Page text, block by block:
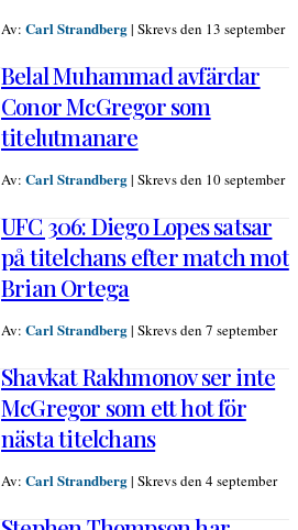
Av: Carl Strandberg| Skrevs den 13 september
Belal Muhammad avfärdar
Conor McGregor som
titelutmanare
Av: Carl Strandberg| Skrevs den 10 september
UFC 306: Diego Lopes satsar
på titelchans efter match mot
Brian Ortega
Av: Carl Strandberg| Skrevs den 7 september
Shavkat Rakhmonov ser inte
McGregor som ett hot för
nästa titelchans
Av: Carl Strandberg| Skrevs den 4 september